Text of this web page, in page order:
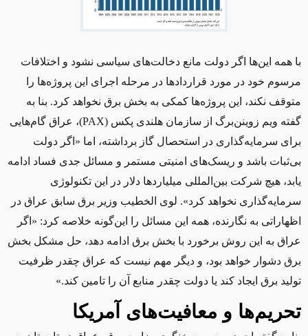
با همه این‌ها اگر دولت مانع دخالت‌های سیاسی نشود و اختلافات
مرسوم خود در مورد قراردادها در مرحله اجرای این پروژه‌ها را
متوقف نکند، این پروژه‌ها کمکی به بخش برق نخواهد کرد. بنا به
گفته ویم زوینن‌برگ از سازمان هلندی پکس (PAX)، عراق گام‌هایی
برای سرمایه‌گذاری در استحصال گاز برداشته، اما «اگر دولت
بی‌ثبات باشد و ریسک‌های امنیتی مستمر و مسائل جدی فساد ادامه
یابد، هیچ شرکت بین‌المللی میلیاردها دلار در این تکنولوژی
سرمایه‌گذاری نخواهد کرد». لوی الخطیب وزیر برق سابق عراق در
اظهاراتی به نگارنده، همه این مسائل را این‌گونه خلاصه کرد: «اگر
عراق به این روش برخورد با بخش برق ادامه دهد، حل مشکل بخش
برق دشوار خواهد بود، و دیگر مهم نیست ‌که عراق چقدر ظرفیت
تولید برق ایجاد کند یا دولت چقدر منابع آن را تامین ‌کند.»
تحریم‌ها و معافیت‌های آمریکا